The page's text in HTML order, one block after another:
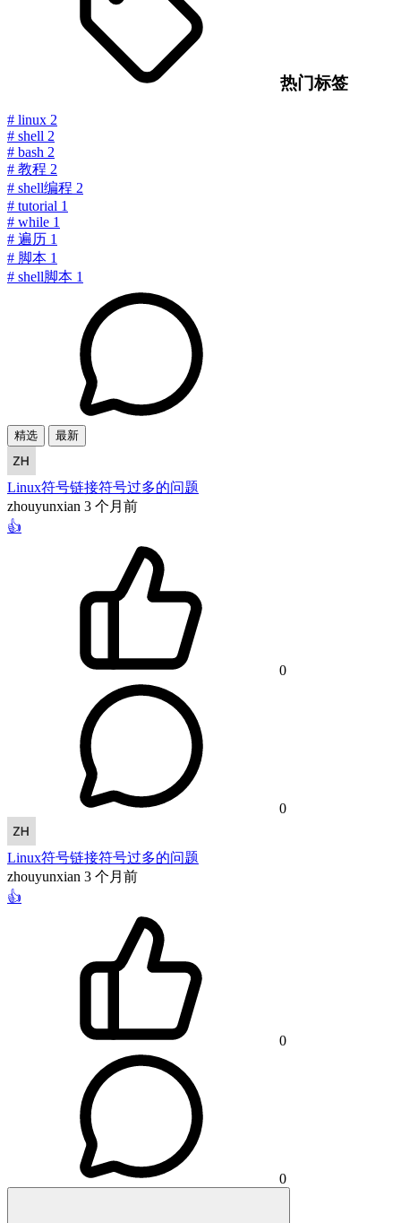
热门标签
# linux 2
# shell 2
# bash 2
# 教程 2
# shell编程 2
# tutorial 1
# while 1
# 遍历 1
# 脚本 1
# shell脚本 1
精选 最新
Linux符号链接符号过多的问题
zhouyunxian 3 个月前
👍
0
0
Linux符号链接符号过多的问题
zhouyunxian 3 个月前
👍
0
0